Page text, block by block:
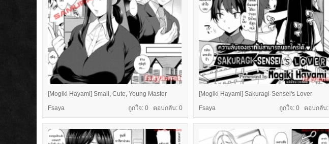
[Mogiki Hayami] Small, Cute, Young Master
ถูกใจ: 0 ตอบกลับ: 0
Fsaya
[Mogiki Hayami] Sakuragi-Sensei's Lover
ถูกใจ: 0 ตอบกลับ:
Fsaya